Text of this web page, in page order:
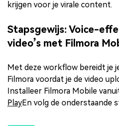
krijgen voor je virale content.
Stapsgewijs: Voice-
video’s met Filmora
Met deze workflow bereidt je
Filmora voordat je de video
Installeer Filmora Mobile
PlayEn volg de onderstaande